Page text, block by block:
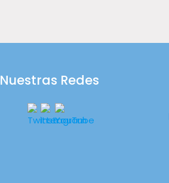
Nuestras Redes